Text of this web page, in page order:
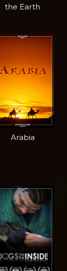
the Earth
Arabia